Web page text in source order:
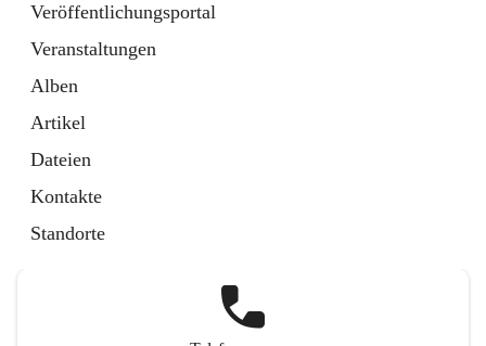
Veröffentlichungsportal
Veranstaltungen
Alben
Artikel
Dateien
Kontakte
Standorte